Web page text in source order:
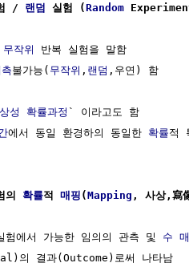
/ 랜덤 실험 (Random
무작위
반복 실험을 말함
불가능( 무작위 , 랜덤 ,우연) 함
성 확률과정 ` 이라고도 함
에서 동일 환경하의 동일한 확률적
의 확률적 매핑 (Mapping , 사상,寫
험에서 가능한 임의의 관측 및 수
의 결과(Outcome)로써 나타남